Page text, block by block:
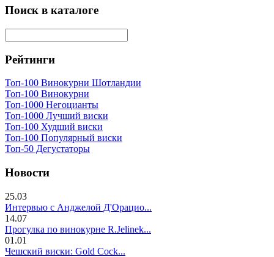
Поиск в каталоге
Рейтинги
Топ-100 Винокурни Шотландии
Топ-100 Винокурни
Топ-1000 Негоцианты
Топ-1000 Лучший виски
Топ-100 Худший виски
Топ-100 Популярный виски
Топ-50 Дегустаторы
Новости
25.03
Интервью с Анджелой Д'Орацио...
14.07
Прогулка по винокурне R.Jelinek...
01.01
Чешский виски: Gold Cock...